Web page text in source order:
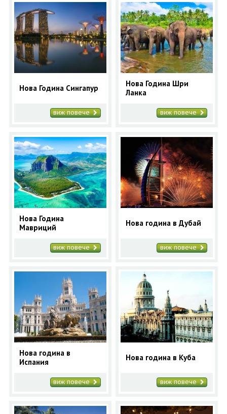
Нова Година Сингапур
виж повече
Нова Година Шри
Ланка
виж повече
Нова Година
Мавриций
виж повече
Нова година в Дубай
виж повече
Нова година в
Испания
виж повече
Нова година в Куба
виж повече